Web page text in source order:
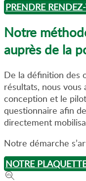
PRENDRE
Notre
auprès de la
De la définition des
résultats, nous vous
conception et le
questionnaire afin
directement
Notre démarche
NOTRE